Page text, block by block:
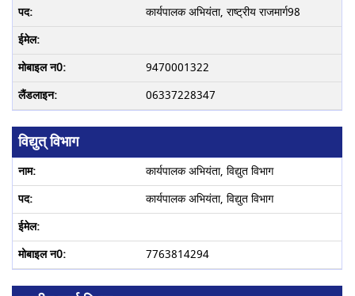
कार्यपालक अभियंता, राष्ट्रीय राजमार्ग98
9470001322
06337228347
विद्युत् विभाग
कार्यपालक अभियंता, विद्युत विभाग
कार्यपालक अभियंता, विद्युत विभाग
7763814294